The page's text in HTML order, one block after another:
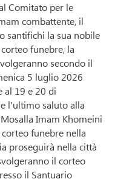
Comitato per le
combattente, il
santifichi la sua nobile
funebre, la
secondo il
5 luglio 2026
al 19 e 20 di
l'ultimo saluto alla
Imam Khomeini
funebre nella
proseguirà nella città
il corteo
il Santuario